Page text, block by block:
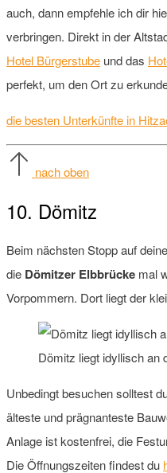
auch, dann empfehle ich dir
verbringen. Direkt in der
Hotel Bürgerstube und das
perfekt, um den Ort zu
die besten Unterkünfte in
nach oben
10. Dömitz
Beim nächsten Stopp auf
die Dömitzer Elbbrücke mal
Vorpommern. Dort liegt der
Dömitz liegt idyllisch an
Unbedingt besuchen solltest
älteste und prägnanteste
Anlage ist kostenfrei, die
Die Öffnungszeiten findest du